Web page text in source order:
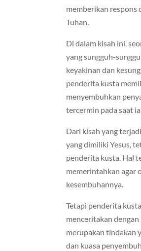
memberikan respons
Tuhan.
Di dalam kisah ini,
yang sungguh-
keyakinan dan
penderita kusta
menyembuhkan
tercermin pada saat
Dari kisah yang
yang dimiliki Yesus,
penderita kusta. Hal
memerintahkan agar
kesembuhannya.
Tetapi penderita
menceritakan
merupakan tindakan
dan kuasa